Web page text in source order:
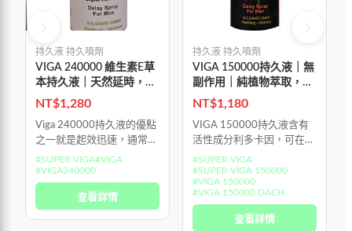
持久液 持久噴劑
VIGA 240000 維生素E草
本持久液｜天然延時，專
治早洩
NT$1,280
Viga 240000持久液的優點
之一就是起效迅速，通常在
使用後約10分鐘內即可發
揮效果，因此可在性愛前
10分鐘使用。此外，Viga
240000體積迷你、小巧
#SUPER VIGA#VIGA
#VIGA240000
查看詳情
持久液 持久噴劑
VIGA 150000持久液｜無
副作用｜純植物萃取，自
然延時
NT$1,180
VIGA 150000持久液含有
活性成分利多卡因，可在性
交過程中降低陰莖敏感度，
從而有效延遲射精，同時幫
助您的伴侶更容易達到高
#SUPER VIGA
#SUPER VIGA 150000
#VIGA 150000
#VIGA 150000 DACH
查看詳情